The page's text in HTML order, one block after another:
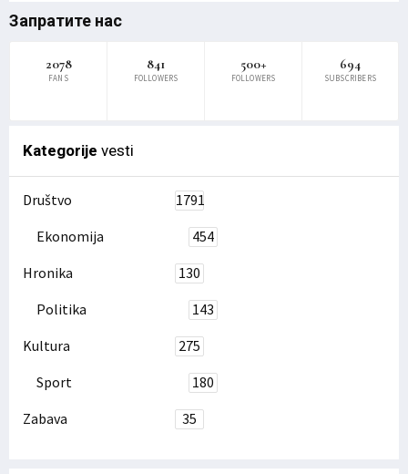
Запратите нас
2078
FANS
841
FOLLOWERS
500+
FOLLOWERS
694
SUBSCRIBERS
Kategorije vesti
Društvo
1791
Ekonomija
454
Hronika
130
Politika
143
Kultura
275
Sport
180
Zabava
35